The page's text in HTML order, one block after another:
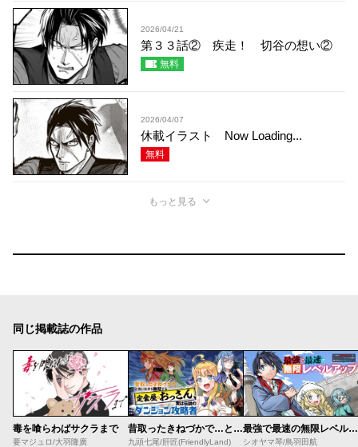
2026/04/21
第３３話② 疾走！ 切谷の想い②
無料
2026/04/07
休載イラスト Now Loading...
無料
もっと見る
同じ掲載誌の作品
毒を喰らわばサクラまで
要マジュロ/大羽隆廣
昔取ったきねづかで…と言いながら無双する定食屋のおっさん、実は伝説のダンジョン攻略者
九頭七尾/肝匠(FriendlyLand)
最強で最速の無限レベルアップ ～スキル【経験値１０００倍】と【レベルフリー】でレベル上限の枷が外れた俺は無双する～
シオヤマ琴/鳥羽田航